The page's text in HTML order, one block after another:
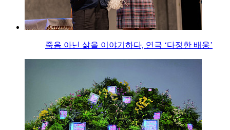
죽음 아닌 삶을 이야기하다, 연극 ‘다정한 배웅’